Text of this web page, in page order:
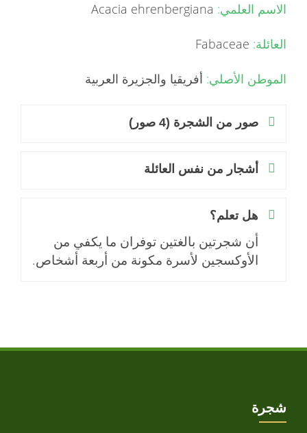
الاسم العلمي:
العائلة:
الموطن الأصلي: أفريقيا والجزيرة العربية
صور من الشجرة (4 صور)
أشجار من نفس العائلة
هل تعلم؟
أن شجرتين بالغتين توفران ما يكفي من
الأوكسجين لأسرة مكونة من أربعة أشخاص.
شجرة